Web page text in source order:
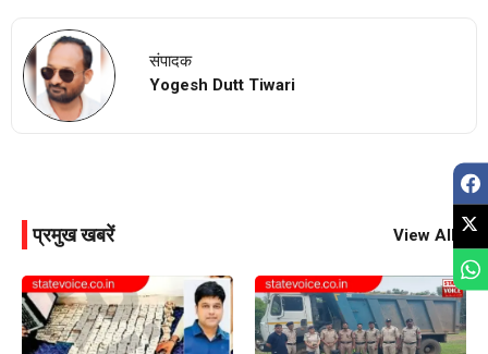
संपादक
Yogesh Dutt Tiwari
प्रमुख खबरें View All